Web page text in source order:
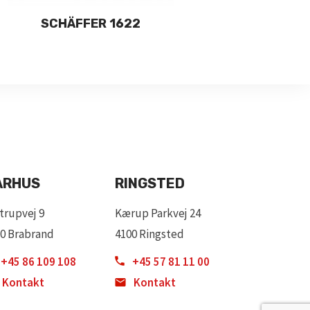
SCHÄFFER 1622
9
Brabrand
86 109 108
Kontakt
RINGSTED
Kærup Parkvej 24
4100 Ringsted
+45 57 81 11 00
Kontakt